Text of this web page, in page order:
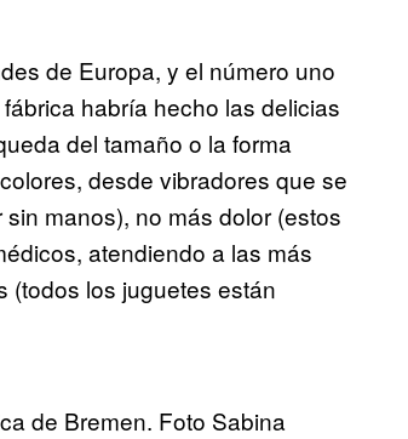
de Europa, y el número uno
habría hecho las delicias
del tamaño o la forma
desde vibradores que se
manos), no más dolor (estos
atendiendo a las más
(todos los juguetes están
de Bremen. Foto Sabina